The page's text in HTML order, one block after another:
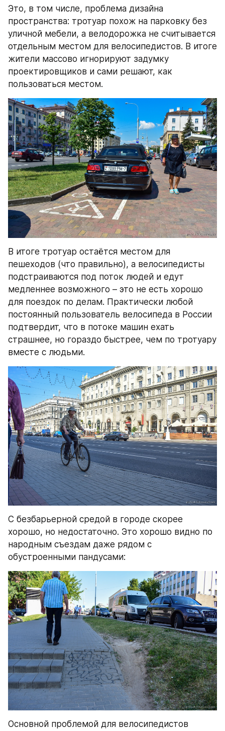
Это, в том числе, проблема дизайна
пространства: тротуар похож на парковку без
уличной мебели, а велодорожка не считывается
отдельным местом для велосипедистов. В итоге
жители массово игнорируют задумку
проектировщиков и сами решают, как
пользоваться местом.
В итоге тротуар остаётся местом для
пешеходов (что правильно), а велосипедисты
подстраиваются под поток людей и едут
медленнее возможного – это не есть хорошо
для поездок по делам. Практически любой
постоянный пользователь велосипеда в России
подтвердит, что в потоке машин ехать
страшнее, но гораздо быстрее, чем по тротуару
вместе с людьми.
С безбарьерной средой в городе скорее
хорошо, но недостаточно. Это хорошо видно по
народным съездам даже рядом с
обустроенными пандусами:
Основной проблемой для велосипедистов